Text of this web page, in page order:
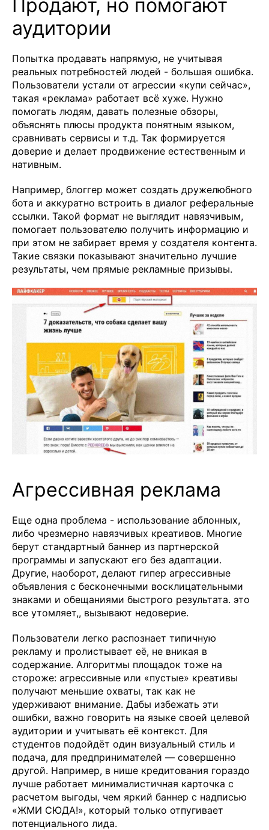
Продают, но помогают
аудитории
Попытка продавать напрямую, не учитывая
реальных потребностей людей - большая ошибка.
Пользователи устали от агрессии «купи сейчас»,
такая «реклама» работает всё хуже. Нужно
помогать людям, давать полезные обзоры,
объяснять плюсы продукта понятным языком,
сравнивать сервисы и т.д. Так формируется
доверие и делает продвижение естественным и
нативным.
Например, блоггер может создать дружелюбного
бота и аккуратно встроить в диалог реферальные
ссылки. Такой формат не выглядит навязчивым,
помогает пользователю получить информацию и
при этом не забирает время у создателя контента.
Такие связки показывают значительно лучшие
результаты, чем прямые рекламные призывы.
Агрессивная реклама
Еще одна проблема - использование аблонных,
либо чрезмерно навязчивых креативов. Многие
берут стандартный баннер из партнерской
программы и запускают его без адаптации.
Другие, наоборот, делают гипер агрессивные
объявления с бесконечными восклицательными
знаками и обещаниями быстрого результата. это
все утомляет,, вызывают недоверие.
Пользователи легко распознает типичную
рекламу и пролистывает её, не вникая в
содержание. Алгоритмы площадок тоже на
стороже: агрессивные или «пустые» креативы
получают меньшие охваты, так как не
удерживают внимание. Дабы избежать эти
ошибки, важно говорить на языке своей целевой
аудитории и учитывать её контекст. Для
студентов подойдёт один визуальный стиль и
подача, для предпринимателей — совершенно
другой. Например, в нише кредитования гораздо
лучше работает минималистичная карточка с
расчетом выгоды, чем яркий баннер с надписью
«ЖМИ СЮДА!», который только отпугивает
потенциального лида.